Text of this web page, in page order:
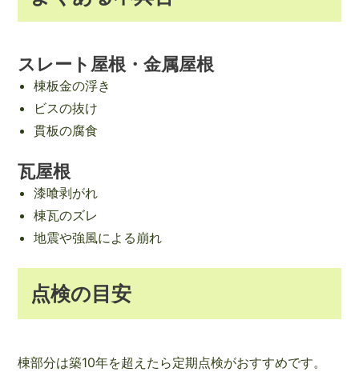
スレート屋根・金属屋根
棟板金の浮き
ビスの抜け
貫板の腐食
瓦屋根
漆喰剥がれ
棟瓦のズレ
地震や強風による崩れ
点検の目安
棟部分は築10年を超えたら定期点検がおすすめです。